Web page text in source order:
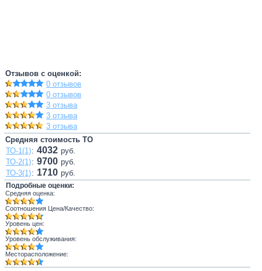
Отзывов с оценкой:
0 отзывов
0 отзывов
3 отзыва
3 отзыва
3 отзыва
Средняя стоимость ТО
ТО-1(1): 4032 руб.
ТО-2(1): 9700 руб.
ТО-3(1): 1710 руб.
Подробные оценки:
Средняя оценка:
Соотношения Цена/Качество:
Уровень цен:
Уровень обслуживания:
Месторасположение: